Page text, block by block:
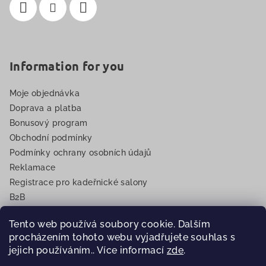
Tento web používá soubory cookie. Dalším
procházením tohoto webu vyjadřujete souhlas s
jejich používáním.. Více informací zde.
Information for you
Moje objednávka
Doprava a platba
Bonusový program
Obchodní podmínky
Podmínky ochrany osobních údajů
Reklamace
Registrace pro kadeřnické salony
B2B